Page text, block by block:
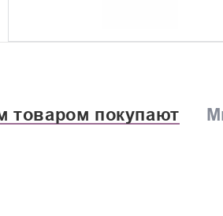
товаром покупают